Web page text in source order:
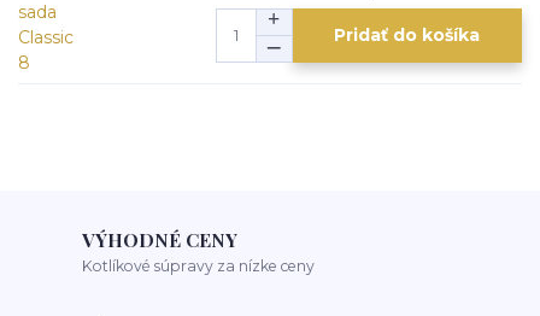
Pridať do košíka
VÝHODNÉ CENY
Kotlíkové súpravy za nízke ceny